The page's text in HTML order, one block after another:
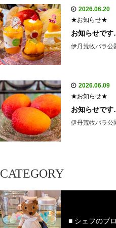
2026.06.20
★お知らせ★
お知らせです
伊丹荒牧バラ公
2026.06.09
★お知らせ★
お知らせです
伊丹荒牧バラ公
CATEGORY
■ シェフのブ